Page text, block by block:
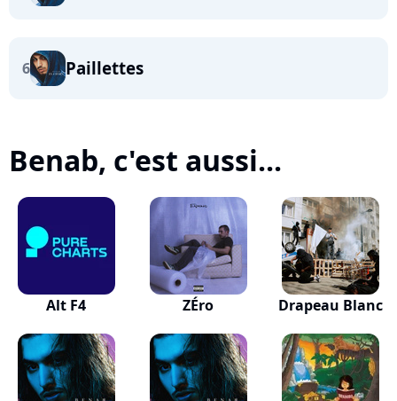
6 Paillettes
Benab, c'est aussi...
Alt F4 ZÉro Drapeau Blanc